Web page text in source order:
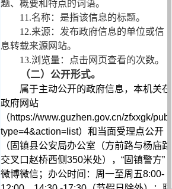
题、概要和特点的词语。
11.名称：是指该信息的标题。
12.来源：发布政府信息的单位或信
息转载来源网站。
13.浏览量：点击网页查看的次数。
（二）公开形式。
属于主动公开的政府信息，本机关在
政府网站
（https://www.guzhen.gov.cn/zfxxgk/
type=4&action=list）和当面受理点公开
（固镇县公安局办公室（方前路与杨庙路
交叉口赵桥西侧350米处），“固镇警方”
微博微信； 办公时间：周一至周五8:00-